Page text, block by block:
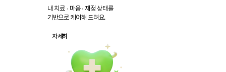
내 치료 ∙ 마음 ∙ 재정 상태를
기반으로 케어해 드려요.
자세히